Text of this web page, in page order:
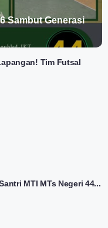
Sambut Generasi
Tim Futsal
MTI MTs Negeri 44...